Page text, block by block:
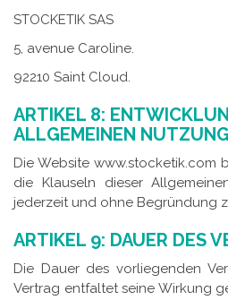
STOCKETIK SAS
5, avenue Caroline.
92210 Saint Cloud.
ARTIKEL 8:
ALLGEMEINEN
Die Website www.stocketik.com
die Klauseln dieser
jederzeit und ohne Begründung
ARTIKEL 9: DAUER DES
Die Dauer des vorliegenden
Vertrag entfaltet seine Wirkung